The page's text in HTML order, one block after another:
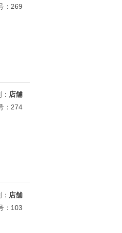
：269
店舗
：274
店舗
：103